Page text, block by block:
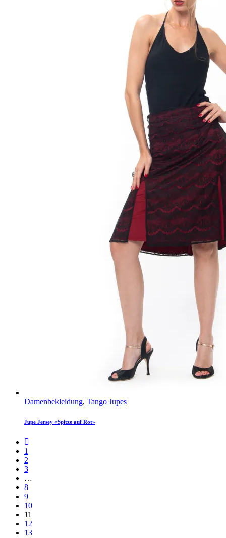
Damenbekleidung, Tango Jupes
Jupe Jersey «Spitze auf Rot»
1
2
3
…
8
9
10
11
12
13